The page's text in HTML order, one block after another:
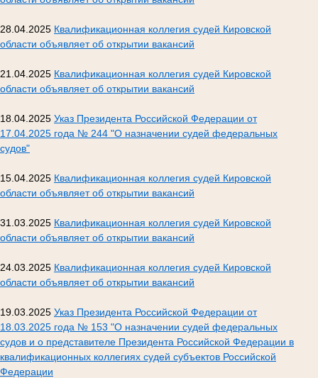
28.04.2025 Квалификационная коллегия судей Кировской
области объявляет об открытии вакансий
21.04.2025 Квалификационная коллегия судей Кировской
области объявляет об открытии вакансий
18.04.2025 Указ Президента Российской Федерации от
17.04.2025 года № 244 "О назначении судей федеральных
судов"
15.04.2025 Квалификационная коллегия судей Кировской
области объявляет об открытии вакансий
31.03.2025 Квалификационная коллегия судей Кировской
области объявляет об открытии вакансий
24.03.2025 Квалификационная коллегия судей Кировской
области объявляет об открытии вакансий
19.03.2025 Указ Президента Российской Федерации от
18.03.2025 года № 153 "О назначении судей федеральных
судов и о представителе Президента Российской Федерации в
квалификационных коллегиях судей субъектов Российской
Федерации